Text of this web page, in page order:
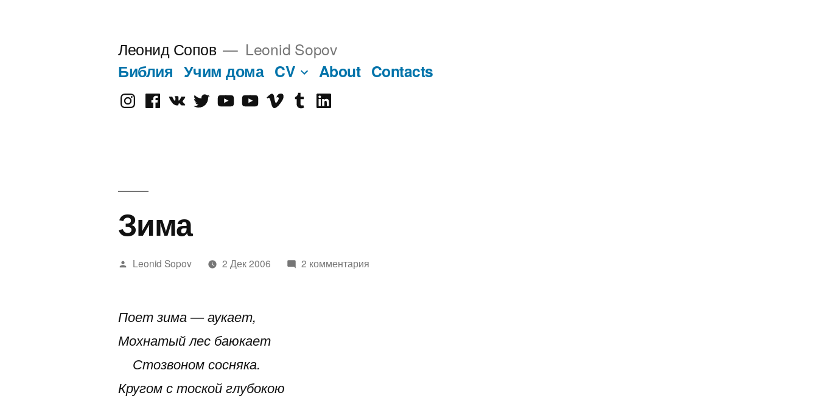
Леонид Сопов Leonid Sopov
Библия Учим дома CV About Contacts
InstagramFacebook
VK TwitterYoutube
Old Vimeotumblrlinkedin
Зима
Написано
Leonid Sopov 2 Дек 2006 2 комментария
Поет зима — аукает,
Мохнатый лес баюкает
Стозвоном сосняка.
Кругом с тоской глубокою